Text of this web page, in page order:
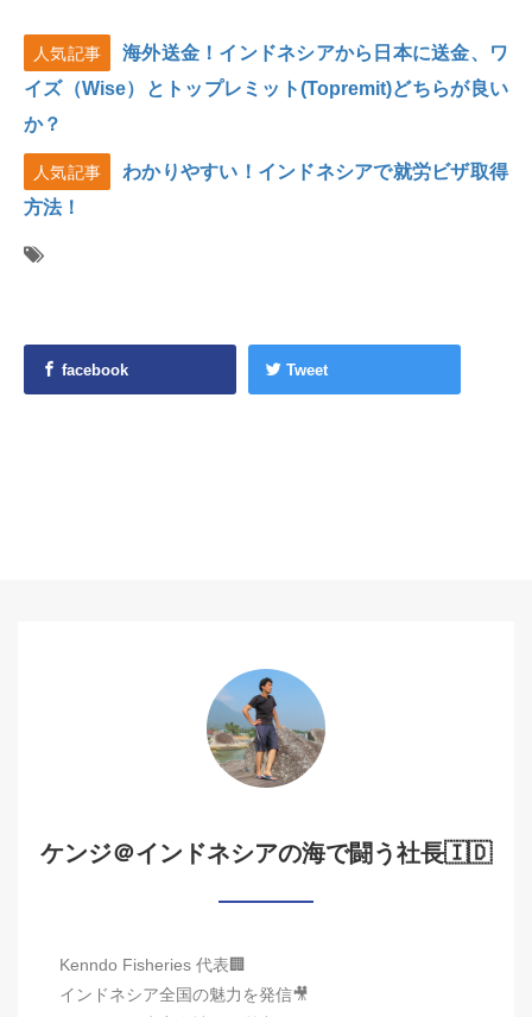
人気記事
海外送金！インドネシアから日本に送金、ワ
イズ（Wise）とトップレミット(Topremit)どちらが良い
か？
人気記事
わかりやすい！インドネシアで就労ビザ取得
方法！
facebook Tweet
ケンジ＠インドネシアの海で闘う社長🇮🇩
Kenndo Fisheries 代表🏢
インドネシア全国の魅力を発信🎥